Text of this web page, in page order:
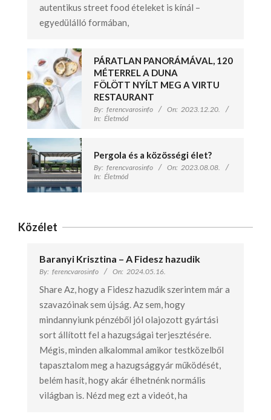
autentikus street food ételeket is kínál –
egyedülálló formában,
PÁRATLAN PANORÁMÁVAL, 120
MÉTERREL A DUNA
FÖLÖTT NYÍLT MEG A VIRTU
RESTAURANT
By: ferencvarosinfo On: 2023.12.20.
In: Életmód
Pergola és a közösségi élet?
By: ferencvarosinfo On: 2023.08.08.
In: Életmód
Közélet
Baranyi Krisztina – A Fidesz hazudik
By: ferencvarosinfo On: 2024.05.16.
Share Az, hogy a Fidesz hazudik szerintem már a
szavazóinak sem újság. Az sem, hogy
mindannyiunk pénzéből jól olajozott gyártási
sort állított fel a hazugságai terjesztésére.
Mégis, minden alkalommal amikor testközelből
tapasztalom meg a hazugsággyár működését,
belém hasít, hogy akár élhetnénk normális
világban is. Nézd meg ezt a videót, ha